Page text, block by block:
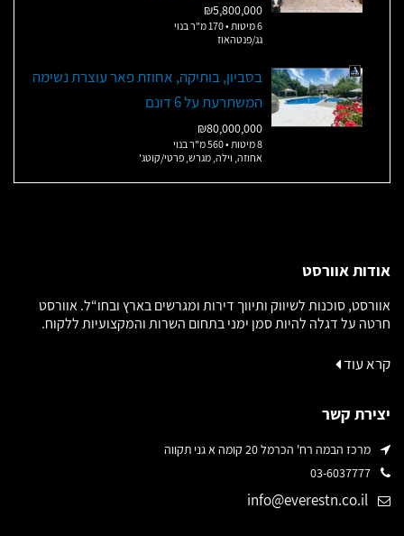
₪5,800,000
6 מיטות • 170 מ"ר בנוי
גג/פנטהאוז
בסביון, בותיקה, אחוזת פאר עוצרת נשימה
המשתרעת על 6 דונם
₪80,000,000
8 מיטות • 560 מ"ר בנוי
אחוזה, וילה, מגרש, פרטי/קוטג'
אודות אוורסט
אוורסט, סוכנות לשיווק ותיווך דירות ומגרשים בארץ ובחו“ל. אוורסט
חרטה על דגלה להיות סמן ימני בתחום השרות והמקצועיות ללקוח.
קרא עוד
יצירת קשר
מרכז הבמה רח' הכרמל 20 קומה א גני תקווה
info@everestn.co.il